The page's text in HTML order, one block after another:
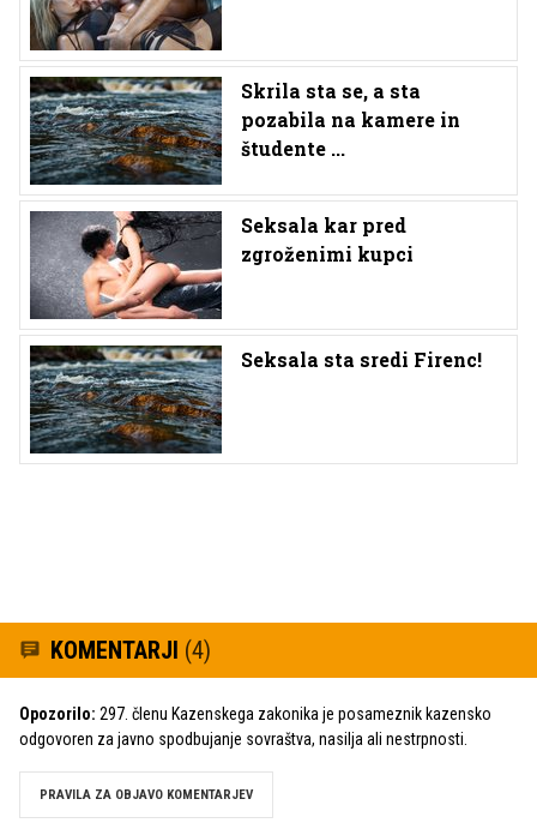
Skrila sta se, a sta
pozabila na kamere in
študente ...
Seksala kar pred
zgroženimi kupci
Seksala sta sredi Firenc!
KOMENTARJI (4)
Opozorilo: 297. členu Kazenskega zakonika je posameznik kazensko
odgovoren za javno spodbujanje sovraštva, nasilja ali nestrpnosti.
PRAVILA ZA OBJAVO KOMENTARJEV